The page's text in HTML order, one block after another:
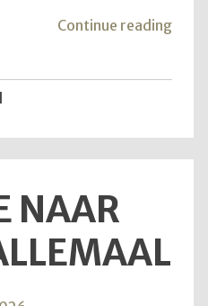
Continue reading"De
NAAR